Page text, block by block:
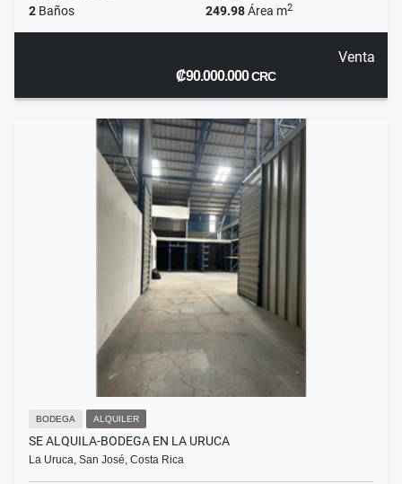
2 Baños 249.98Área m2
Venta
₡90.000.000CRC
BODEGA ALQUILER
SE ALQUILA-BODEGA EN LA URUCA
La Uruca, San José, Costa Rica